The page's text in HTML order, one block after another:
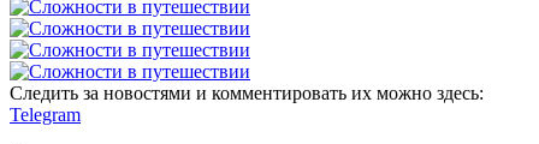
Следить за новостями и комментировать их можно здесь:
Telegram